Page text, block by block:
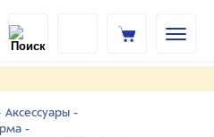
Аксессуары -
-